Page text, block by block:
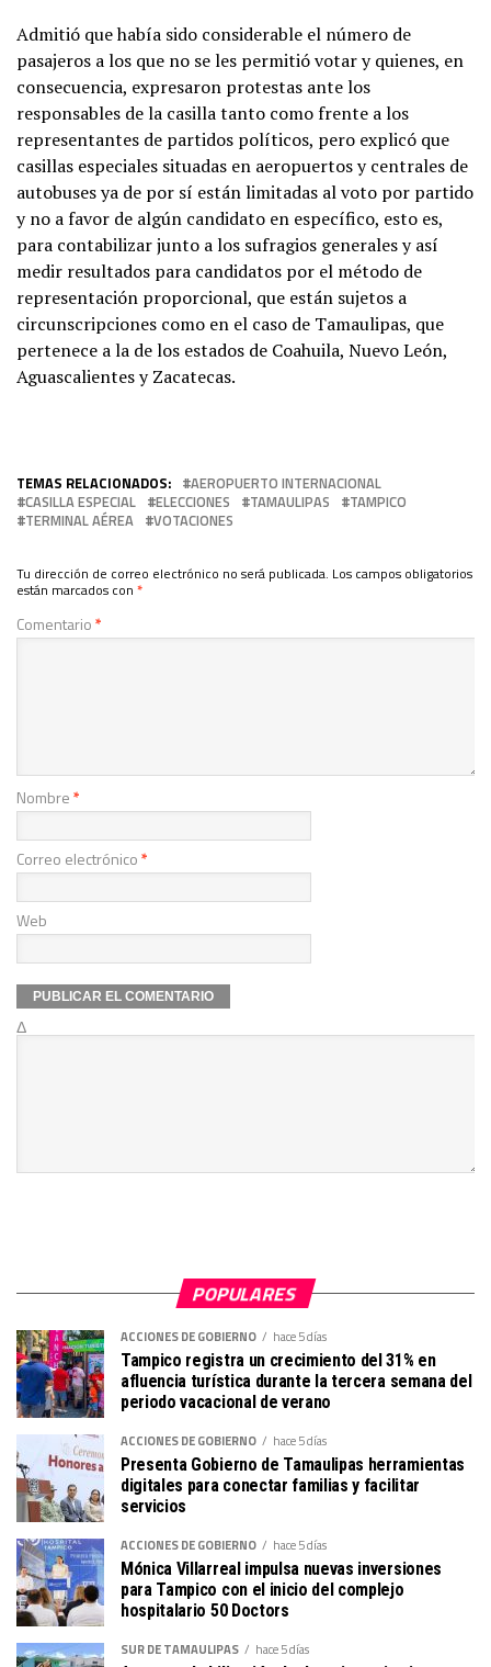
Admitió que había sido considerable el número de
pasajeros a los que no se les permitió votar y quienes, en
consecuencia, expresaron protestas ante los
responsables de la casilla tanto como frente a los
representantes de partidos políticos, pero explicó que
casillas especiales situadas en aeropuertos y centrales de
autobuses ya de por sí están limitadas al voto por partido
y no a favor de algún candidato en específico, esto es,
para contabilizar junto a los sufragios generales y así
medir resultados para candidatos por el método de
representación proporcional, que están sujetos a
circunscripciones como en el caso de Tamaulipas, que
pertenece a la de los estados de Coahuila, Nuevo León,
Aguascalientes y Zacatecas.
TEMAS RELACIONADOS:
AEROPUERTO INTERNACIONAL
CASILLA ESPECIAL
ELECCIONES TAMAULIPAS
TAMPICO
TERMINAL AÉREA
VOTACIONES
Tu dirección de correo electrónico no será publicada. Los campos obligatorios
están marcados con *
Comentario*
Nombre*
Correo electrónico*
Web
Δ
POPULARES
ACCIONES DE GOBIERNO hace 5 días
Tampico registra un crecimiento del 31% en
afluencia turística durante la tercera semana del
periodo vacacional de verano
ACCIONES DE GOBIERNO hace 5 días
Presenta Gobierno de Tamaulipas herramientas
digitales para conectar familias y facilitar
servicios
ACCIONES DE GOBIERNO hace 5 días
Mónica Villarreal impulsa nuevas inversiones
para Tampico con el inicio del complejo
hospitalario 50 Doctors
SUR DE TAMAULIPAS hace 5 días